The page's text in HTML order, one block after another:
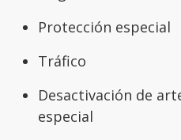
Protección especial
Tráfico
Desactivación de
especial